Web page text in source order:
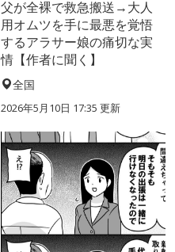
父が全裸で救急搬送→大人
用オムツを手に最悪を覚悟
するアラサー娘の痛切な実
情【作者に聞く】
全国
2026年5月10日 17:35 更新